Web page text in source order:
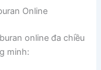
Online
online đa chiều
minh: